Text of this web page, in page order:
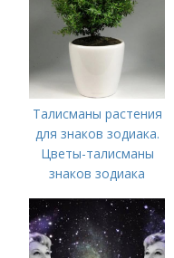
Талисманы растения
для знаков зодиака.
Цветы-талисманы
знаков зодиака